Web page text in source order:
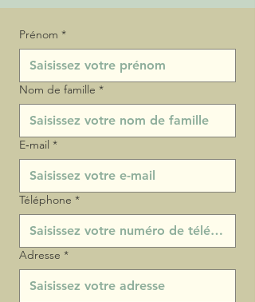
Prénom *
Nom de famille *
E‑mail *
Téléphone *
Adresse *